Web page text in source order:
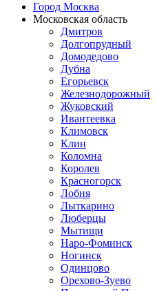
Город Москва
Московская область
Дмитров
Долгопрудный
Домодедово
Дубна
Егорьевск
Железнодорожный
Жуковский
Ивантеевка
Климовск
Клин
Коломна
Королев
Красногорск
Лобня
Лыткарино
Люберцы
Мытищи
Наро-Фоминск
Ногинск
Одинцово
Орехово-Зуево